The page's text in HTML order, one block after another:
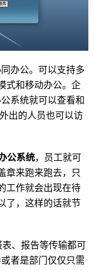
办公。可以支持多
式和移动办公。企
系统就可以查看和
出的人员也可以访
公系统，员工就可
章来跑来跑去，只
工作就会出现在待
了，这样的话就节
、报告等传输都可
者是部门仅仅只需